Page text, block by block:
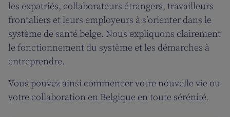
les expatriés, collaborateurs étrangers, travailleurs
frontaliers et leurs employeurs à s’orienter dans le
système de santé belge. Nous expliquons clairement
le fonctionnement du système et les démarches à
entreprendre.
Vous pouvez ainsi commencer votre nouvelle vie ou
votre collaboration en Belgique en toute sérénité.